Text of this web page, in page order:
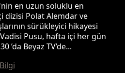
en uzun soluklu en
dizisi Polat Alemdar ve
sürükleyici hikayesi
Pusu, hafta içi her gün
’da Beyaz TV’de...